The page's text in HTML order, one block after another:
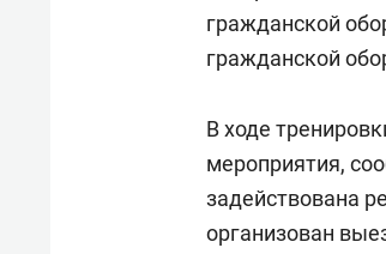
гражданской
гражданской
В ходе
мероприятия,
задействована
организован